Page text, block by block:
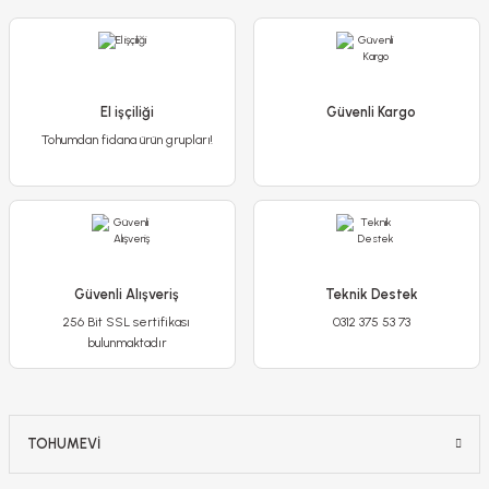
El işçiliği
Tohumdan fidana ürün grupları!
Güvenli Kargo
Güvenli Alışveriş
256 Bit SSL sertifikası
bulunmaktadır
Teknik Destek
0312 375 53 73
TOHUMEVİ